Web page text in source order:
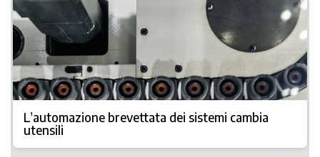
L’automazione brevettata dei sistemi cambia
utensili